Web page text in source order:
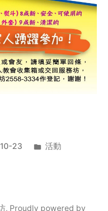
23
Posted
活動
, Proudly powered by